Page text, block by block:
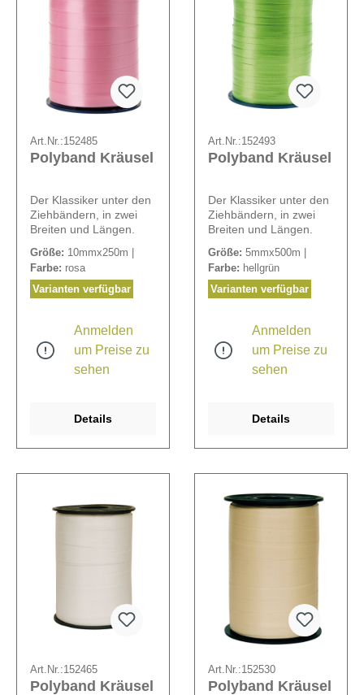
Art.Nr.:152485
Polyband Kräusel
Der Klassiker unter den
Ziehbändern, in zwei
Breiten und Längen.
Größe: 10mmx250m |
Farbe: rosa
Varianten verfügbar
Anmelden
um Preise zu
sehen
Details
Art.Nr.:152493
Polyband Kräusel
Der Klassiker unter den
Ziehbändern, in zwei
Breiten und Längen.
Größe: 5mmx500m |
Farbe: hellgrün
Varianten verfügbar
Anmelden
um Preise zu
sehen
Details
Art.Nr.:152465
Polyband Kräusel
Art.Nr.:152530
Polyband Kräusel